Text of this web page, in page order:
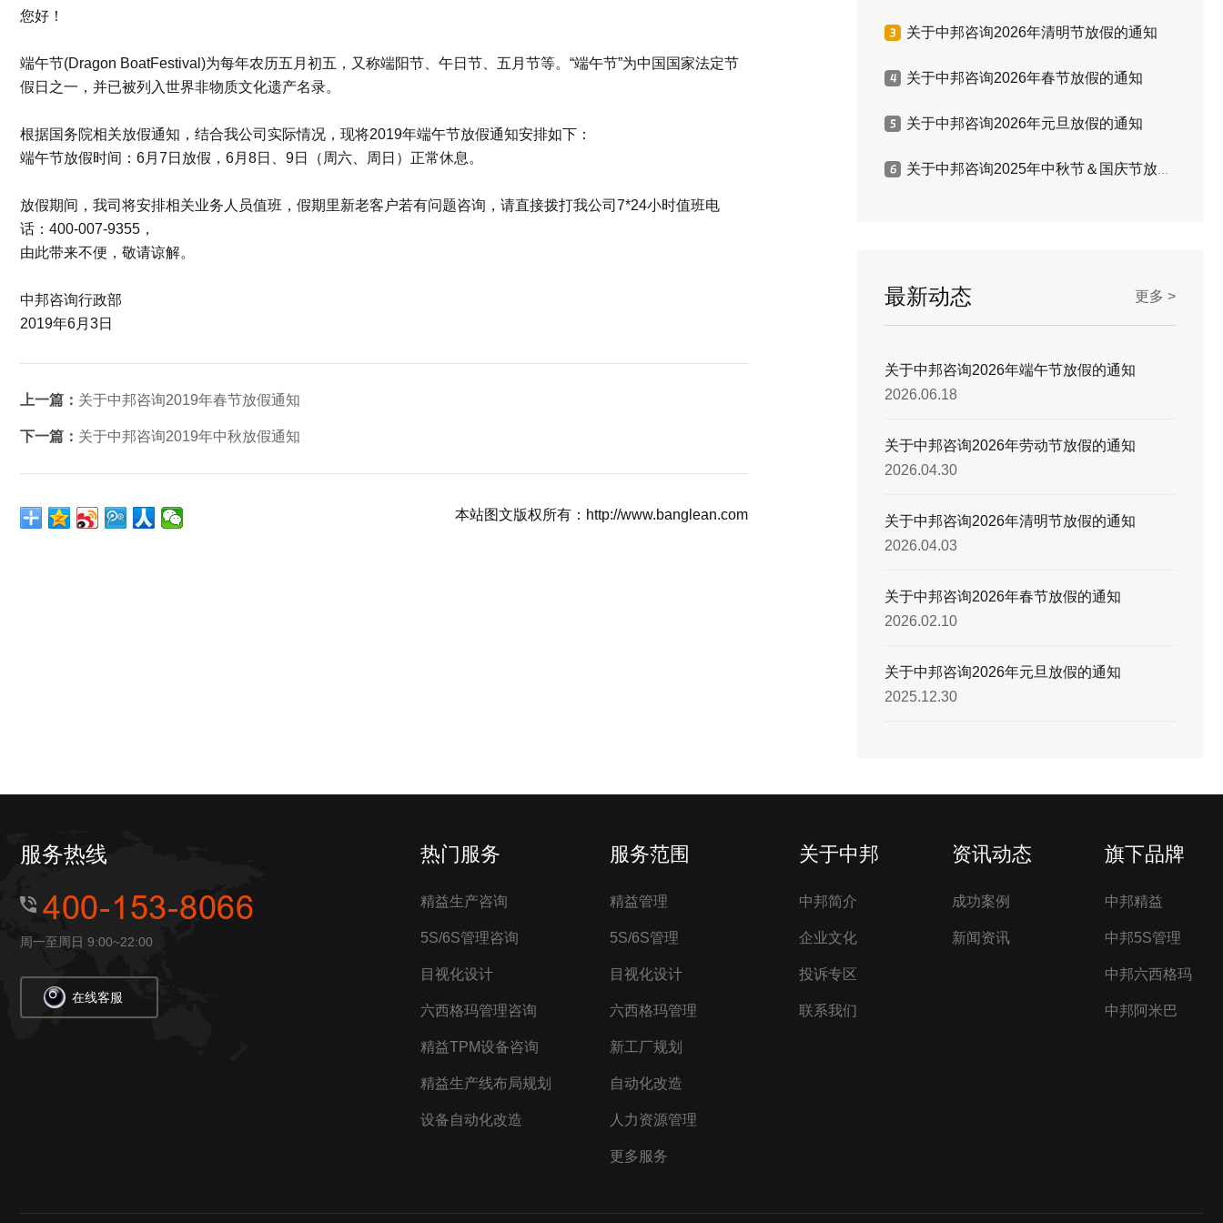
您好！
端午节(Dragon BoatFestival)为每年农历五月初五，又称端阳节、午日节、五月节等。“端午节”为中国国家法定节
假日之一，并已被列入世界非物质文化遗产名录。
根据国务院相关放假通知，结合我公司实际情况，现将2019年端午节放假通知安排如下：
端午节放假时间：6月7日放假，6月8日、9日（周六、周日）正常休息。
放假期间，我司将安排相关业务人员值班，假期里新老客户若有问题咨询，请直接拨打我公司7*24小时值班电
话：400-007-9355，
由此带来不便，敬请谅解。
中邦咨询行政部
2019年6月3日
上一篇： 关于中邦咨询2019年春节放假通知
下一篇： 关于中邦咨询2019年中秋放假通知
本站图文版权所有：http://www.banglean.com
关于中邦咨询2026年清明节放假的通知
关于中邦咨询2026年春节放假的通知
关于中邦咨询2026年元旦放假的通知
关于中邦咨询2025年中秋节＆国庆节放假的通知
最新动态 更多 >
关于中邦咨询2026年端午节放假的通知
2026.06.18
关于中邦咨询2026年劳动节放假的通知
2026.04.30
关于中邦咨询2026年清明节放假的通知
2026.04.03
关于中邦咨询2026年春节放假的通知
2026.02.10
关于中邦咨询2026年元旦放假的通知
2025.12.30
服务热线
周一至周日 9:00~22:00
在线客服
热门服务
精益生产咨询
5S/6S管理咨询
目视化设计
六西格玛管理咨询
精益TPM设备咨询
精益生产线布局规划
设备自动化改造
服务范围
精益管理
5S/6S管理
目视化设计
六西格玛管理
新工厂规划
自动化改造
人力资源管理
更多服务
关于中邦
中邦简介
企业文化
投诉专区
联系我们
资讯动态
成功案例
新闻资讯
旗下品牌
中邦精益
中邦5S管理
中邦六西格玛
中邦阿米巴